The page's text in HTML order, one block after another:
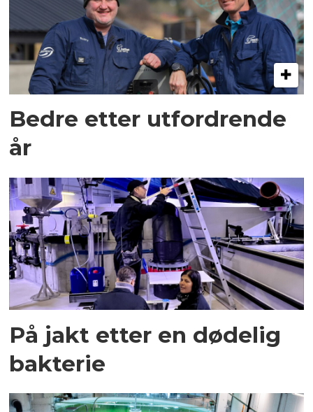
Bedre etter utfordrende
år
På jakt etter en dødelig
bakterie